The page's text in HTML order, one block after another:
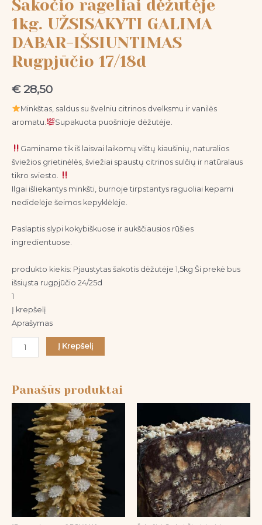
Šakočio rageliai dėžutėje
1kg. UŽSISAKYTI GALIMA
DABAR-IŠSIUNTIMAS
Rugpjūčio 17/18d
€28,50
Minkštas, saldus su švelniu citrinos dvelksmu ir vanilės
aromatu.
Supakuota puošnioje dėžutėje.
Gaminame tik iš laisvai laikomų vištų kiaušinių, naturalios
šviežios grietinėlės, šviežiai spaustų citrinos sulčių ir natūralaus
tikro sviesto.
Ilgai išliekantys minkšti, burnoje tirpstantys raguoliai kepami
nedidelėje šeimos kepyklėlėje.
Paslaptis slypi kokybiškuose ir aukščiausios rūšies
ingredientuose.
produkto kiekis: Pjaustytas šakotis dėžutėje 1,5kg Ši prekė bus
išsiųsta rugpjūčio 24/25d
1
Į krepšelį
Aprašymas
Į Krepšelį
Panašūs produktai